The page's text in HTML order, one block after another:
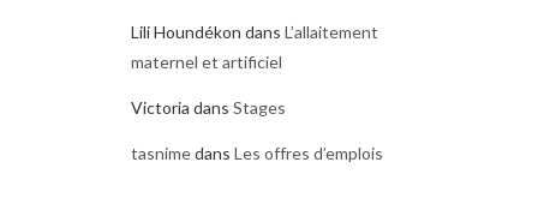
Lili Houndékon dans L’allaitement
maternel et artificiel
Victoria dans Stages
tasnimedans Les offres d’emplois